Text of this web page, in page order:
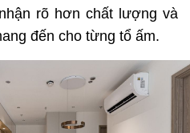
rõ hơn chất lượng và
đến cho từng tổ ấm.